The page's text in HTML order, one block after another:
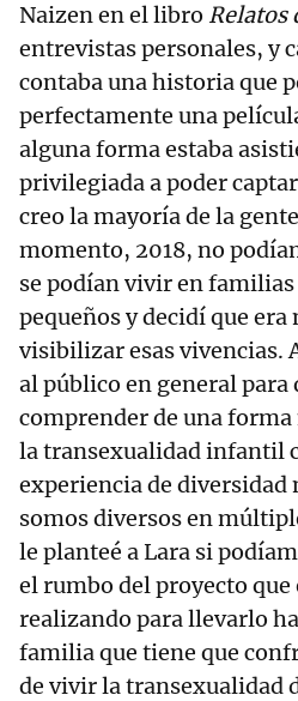
Naizen en el libro Relatos
entrevistas personales, y
contaba una historia que
perfectamente una
alguna forma estaba
privilegiada a poder
creo la mayoría de la
momento, 2018, no
se podían vivir en
pequeños y decidí que
visibilizar esas vivencias.
al público en general para
comprender de una
la transexualidad infantil
experiencia de diversidad
somos diversos en
le planteé a Lara si
el rumbo del proyecto que
realizando para llevarlo
familia que tiene que
de vivir la transexualidad